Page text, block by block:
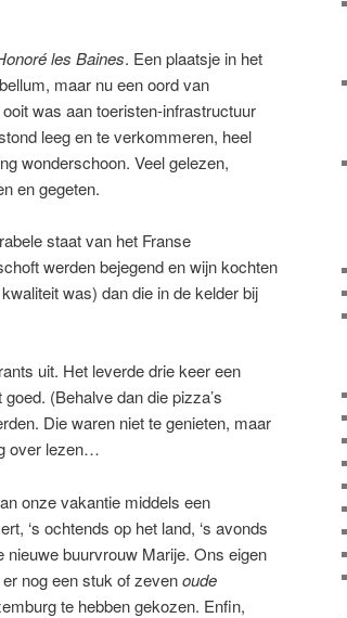
les Baines. Een plaatsje in het
maar nu een oord van
was aan toeristen-infrastructuur
leeg en te verkommeren, heel
wonderschoon. Veel gelezen,
en gegeten.
staat van het Franse
werden bejegend en wijn kochten
was) dan die in de kelder bij
uit. Het leverde drie keer een
(Behalve dan die pizza’s
Die waren niet te genieten, maar
over lezen…
onze vakantie middels een
‘s ochtends op het land, ‘s avonds
nieuwe buurvrouw Marije. Ons eigen
nog een stuk of zevenoude
te hebben gekozen. Enfin,